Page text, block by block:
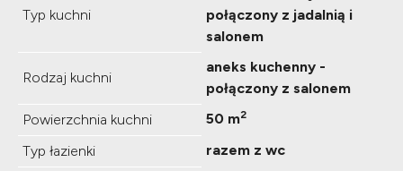
Typ kuchni
połączony z jadalnią i
salonem
Rodzaj kuchni
aneks kuchenny -
połączony z salonem
Powierzchnia kuchni
50 m2
Typ łazienki
razem z wc